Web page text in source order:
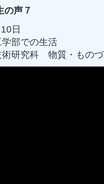
の声７
日
部での生活
術研究科 物質・もの